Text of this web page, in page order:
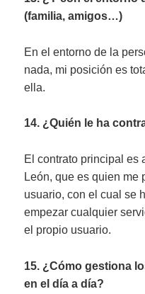
(familia, amigos…)
En el entorno de la
nada, mi posición es
ella.
14. ¿Quién le ha
El contrato principal es
León, que es quien me
usuario, con el cual se
empezar cualquier
el propio usuario.
15. ¿Cómo gestiona
en el día a día?